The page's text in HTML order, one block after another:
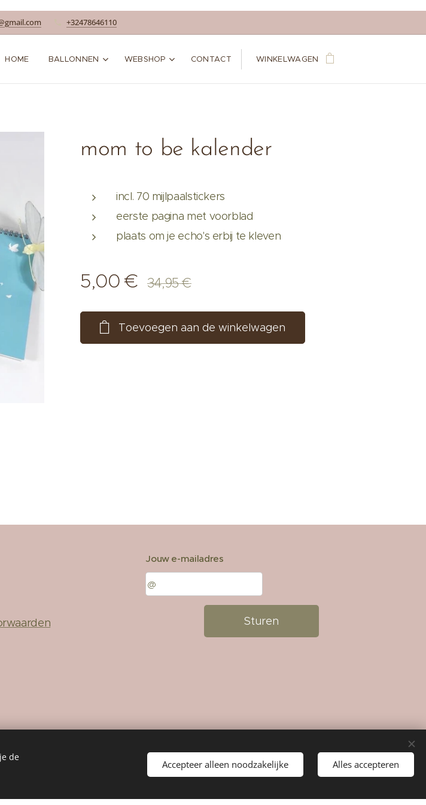
+32478646110
HOME BALLONNEN WEBSHOP CONTACT WINKELWAGEN
mom to be kalender
incl. 70 mijlpaalstickers
eerste pagina met voorblad
plaats om je echo's erbij te kleven
5,00 € 34,95€
Toevoegen aan de winkelwagen
Jouw e-mailadres
Sturen
de
Accepteer alleen noodzakelijke Alles accepteren